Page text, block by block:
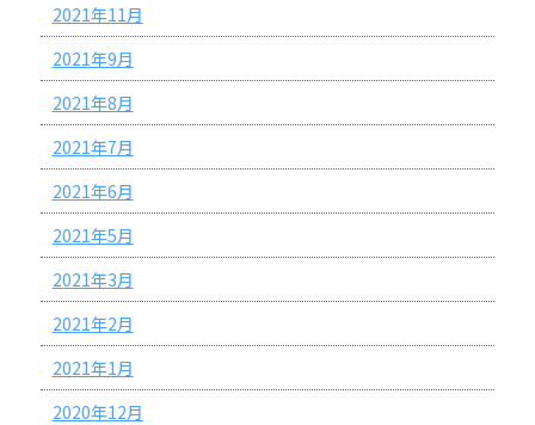
2021年11月
2021年9月
2021年8月
2021年7月
2021年6月
2021年5月
2021年3月
2021年2月
2021年1月
2020年12月